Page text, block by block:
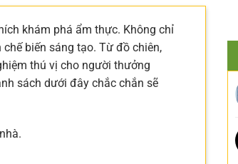
khám phá ẩm thực. Không chỉ
biến sáng tạo. Từ đồ chiên,
thú vị cho người thưởng
sách dưới đây chắc chắn sẽ